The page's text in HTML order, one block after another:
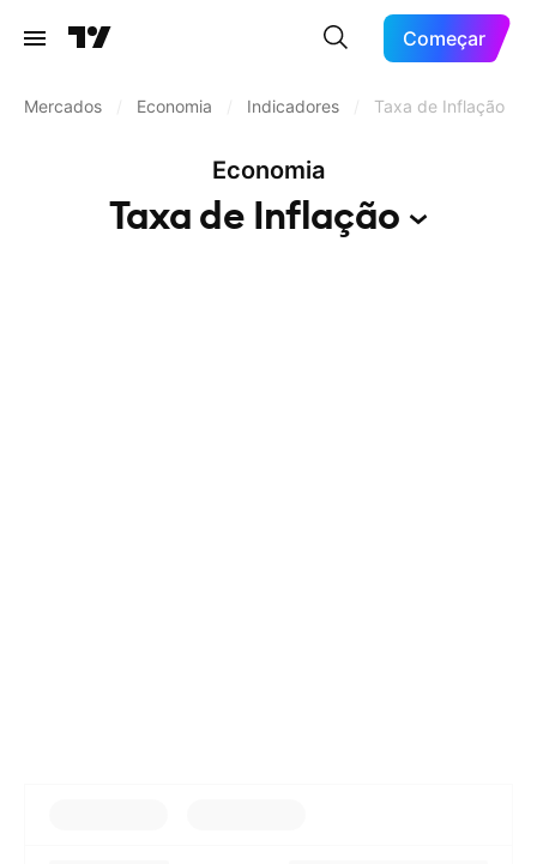
Começar
Mercados Economia Indicadores Taxa de Inflação
Economia
Taxa de Inflação